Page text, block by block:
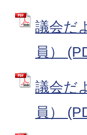
議会だ
員）
議会だ
員）